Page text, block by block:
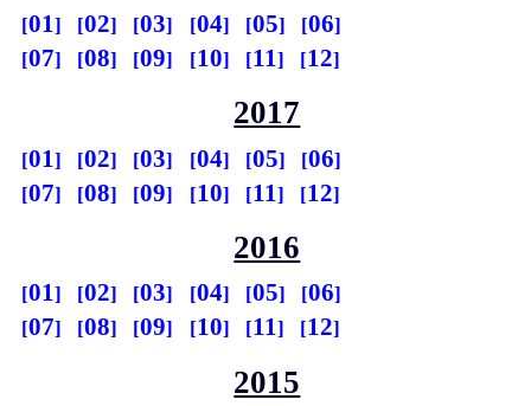
01 02 03 04 05
06
07
08 09 10 11 12
2017
01 02 03 04 05
06
07
08 09 10 11 12
2016
01 02 03 04 05
06
07
08 09 10 11 12
2015